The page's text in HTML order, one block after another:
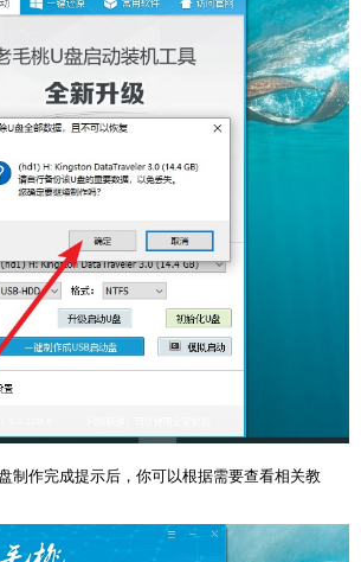
制作完成提示后，你可以根据需要查看相关教